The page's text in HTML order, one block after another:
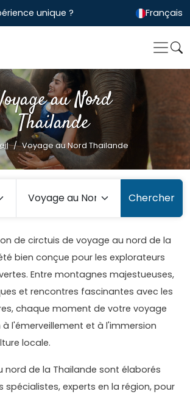
unique ? Français
au Nord
Thailande
Voyage au Nord Thailande
Chercher
de circtuis de voyage au nord de la
bien conçue pour les explorateurs
Entre montagnes majestueuses,
et rencontres fascinantes avec les
chaque moment de votre voyage
l'émerveillement et à l'immersion
locale.
nord de la Thailande sont élaborés
spécialistes, experts en la région, pour